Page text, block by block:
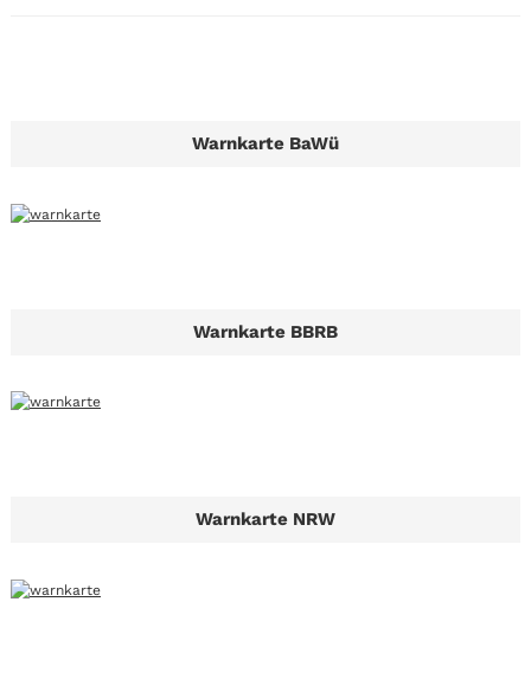
Warnkarte BaWü
Warnkarte BBRB
Warnkarte NRW